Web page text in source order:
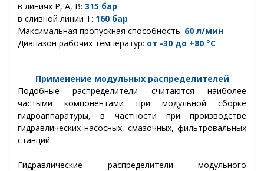
в линиях Р, А, В: 315 бар
в сливной линии Т: 160 бар
Максимальная пропускная способность: 60 л/мин
Диапазон рабочих температур: от -30 до +80 °С
Применение модульных распределителей
Подобные распределители считаются наиболее
частыми компонентами при модульной сборке
гидроаппаратуры, в частности при производстве
гидравлических насосных, смазочных, фильтровальных
станций.
Гидравлические распределители модульного